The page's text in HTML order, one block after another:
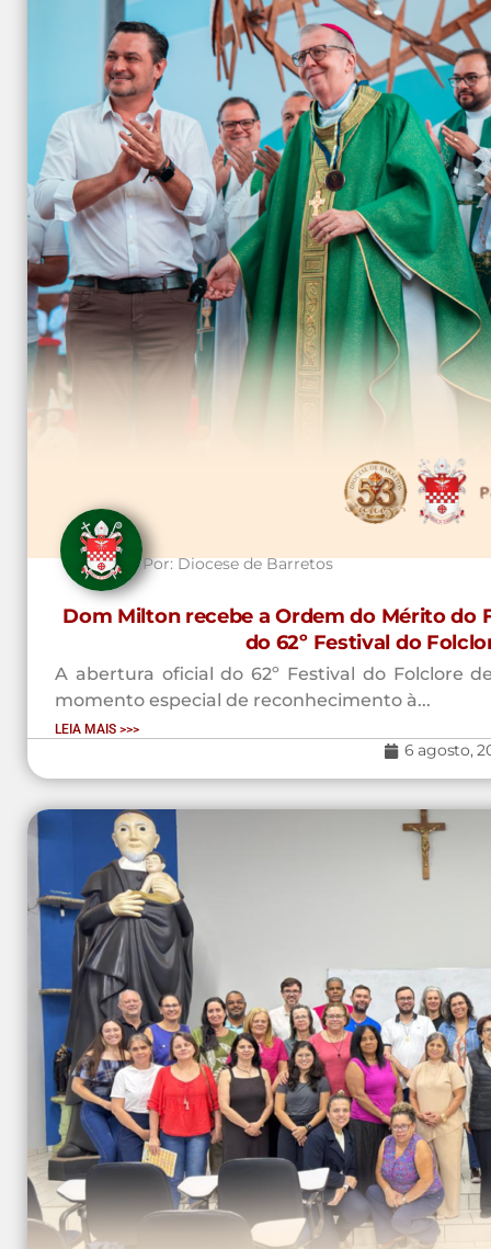
Por:Diocese de Barretos
Dom Milton recebe a Ordem do Mérito do
do 62º Festival do
A abertura oficial do 62º Festival do Folclore
momento especial de reconhecimento à...
LEIA MAIS >>>
6 agosto,